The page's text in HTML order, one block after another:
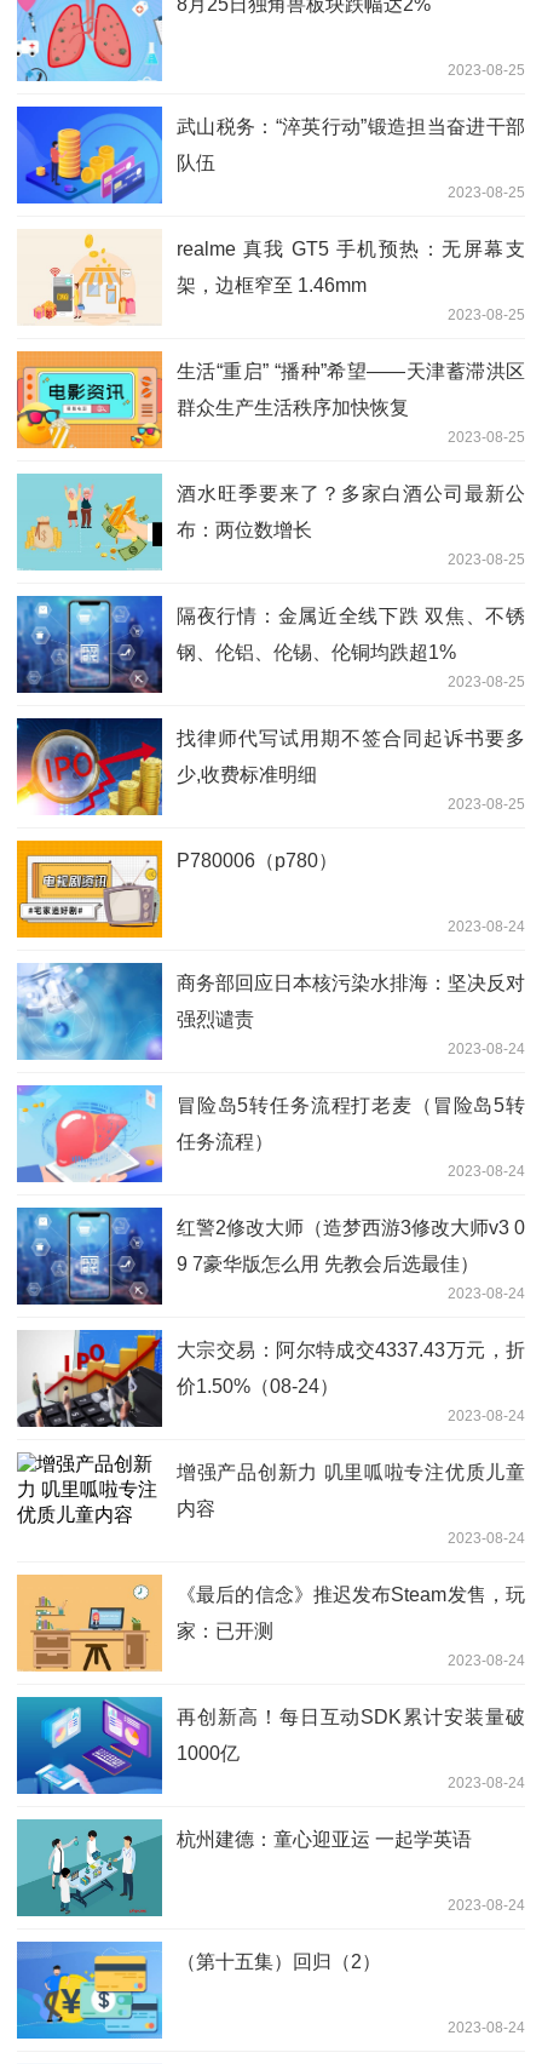
8月25日独角兽板块跌幅达2%
2023-08-25
武山税务：“淬英行动”锻造担当奋进干部
队伍
2023-08-25
realme 真我 GT5 手机预热：无屏幕支
架，边框窄至 1.46mm
2023-08-25
生活“重启” “播种”希望——天津蓄滞洪区
群众生产生活秩序加快恢复
2023-08-25
酒水旺季要来了？多家白酒公司最新公
布：两位数增长
2023-08-25
隔夜行情：金属近全线下跌 双焦、不锈
钢、伦铝、伦锡、伦铜均跌超1%
2023-08-25
找律师代写试用期不签合同起诉书要多
少,收费标准明细
2023-08-25
P780006（p780）
2023-08-24
商务部回应日本核污染水排海：坚决反对
强烈谴责
2023-08-24
冒险岛5转任务流程打老麦（冒险岛5转
任务流程）
2023-08-24
红警2修改大师（造梦西游3修改大师v3 0
9 7豪华版怎么用 先教会后选最佳）
2023-08-24
大宗交易：阿尔特成交4337.43万元，折
价1.50%（08-24）
2023-08-24
增强产品创新力 叽里呱啦专注优质儿童
内容
2023-08-24
《最后的信念》推迟发布Steam发售，玩
家：已开测
2023-08-24
再创新高！每日互动SDK累计安装量破
1000亿
2023-08-24
杭州建德：童心迎亚运 一起学英语
2023-08-24
（第十五集）回归（2）
2023-08-24